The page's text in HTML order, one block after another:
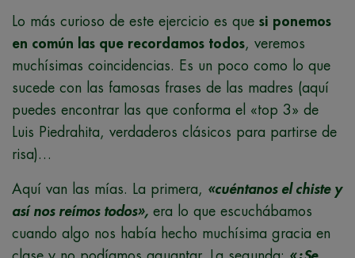
Lo más curioso de este ejercicio es que si ponemos
en común las que recordamos todos, veremos
muchísimas coincidencias. Es un poco como lo que
sucede con las famosas frases de las madres (aquí
puedes encontrar las que conforma el «top 3» de
Luis Piedrahita, verdaderos clásicos para partirse de
risa)…
Aquí van las mías. La primera, «cuéntanos el chiste y
así nos reímos todos», era lo que escuchábamos
cuando algo nos había hecho muchísima gracia en